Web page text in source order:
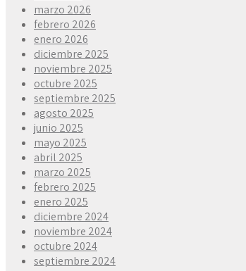
marzo 2026
febrero 2026
enero 2026
diciembre 2025
noviembre 2025
octubre 2025
septiembre 2025
agosto 2025
junio 2025
mayo 2025
abril 2025
marzo 2025
febrero 2025
enero 2025
diciembre 2024
noviembre 2024
octubre 2024
septiembre 2024